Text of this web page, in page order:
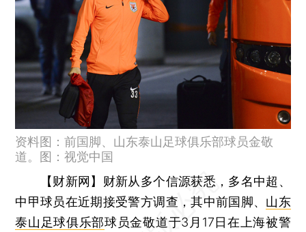
资料图：前国脚、山东泰山足球俱乐部球员金敬
道。图：视觉中国
【财新网】 财新从多个信源获悉，多名中超、
中甲球员在近期接受警方调查，其中前国脚、 山东
泰山足球俱乐部球员金敬道于3月17日在上海被警